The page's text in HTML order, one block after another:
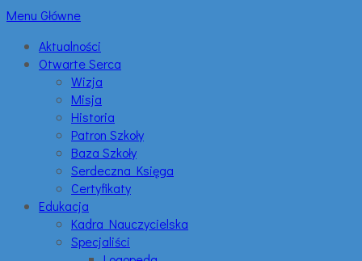
Menu Główne
Aktualności
Otwarte Serca
Wizja
Misja
Historia
Patron Szkoły
Baza Szkoły
Serdeczna Księga
Certyfikaty
Edukacja
Kadra Nauczycielska
Specjaliści